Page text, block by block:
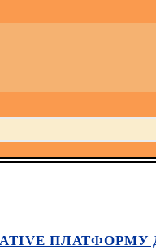
ПЛАТФОРМУ